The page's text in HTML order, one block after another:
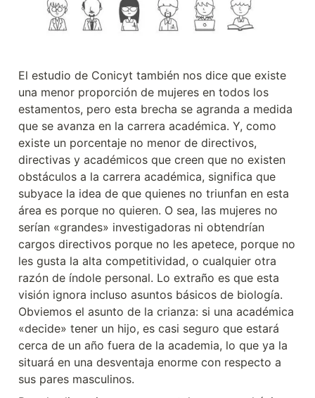
El estudio de Conicyt también nos dice que existe
una menor proporción de mujeres en todos los
estamentos, pero esta brecha se agranda a medida
que se avanza en la carrera académica. Y, como
existe un porcentaje no menor de directivos,
directivas y académicos que creen que no existen
obstáculos a la carrera académica, significa que
subyace la idea de que quienes no triunfan en esta
área es porque no quieren. O sea, las mujeres no
serían «grandes» investigadoras ni obtendrían
cargos directivos porque no les apetece, porque no
les gusta la alta competitividad, o cualquier otra
razón de índole personal. Lo extraño es que esta
visión ignora incluso asuntos básicos de biología.
Obviemos el asunto de la crianza: si una académica
«decide» tener un hijo, es casi seguro que estará
cerca de un año fuera de la academia, lo que ya la
situará en una desventaja enorme con respecto a
sus pares masculinos.